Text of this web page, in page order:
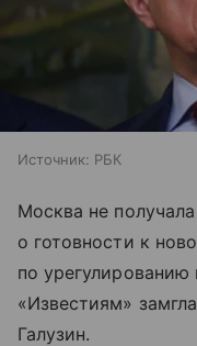
Источник: РБК
Москва не
о готовности к
по урегулированию
«Известиям»
Галузин.